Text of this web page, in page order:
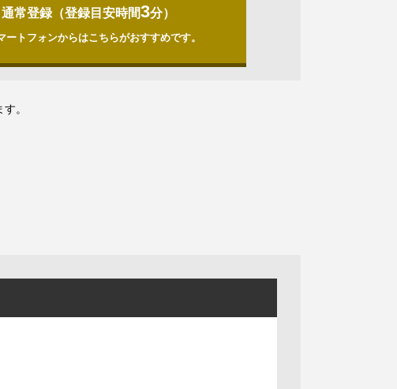
通常登録（登録目安時間3分）
ートフォンからはこちらがおすすめです。
。